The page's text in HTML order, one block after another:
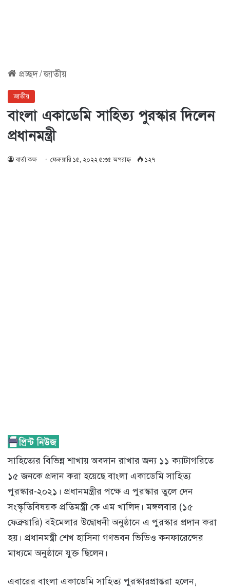
প্রচ্ছদ/জাতীয়
জাতীয়
বাংলা একাডেমি সাহিত্য পুরস্কার দিলেন
প্রধানমন্ত্রী
বার্তা কক্ষ ফেব্রুয়ারি ১৫, ২০২২ ৫:৩৫ অপরাহ্ণ ১২৭
সাহিত্যের বিভিন্ন শাখায় অবদান রাখার জন্য ১১ ক্যাটাগরিতে
১৫ জনকে প্রদান করা হয়েছে বাংলা একাডেমি সাহিত্য
পুরস্কার-২০২১। প্রধানমন্ত্রীর পক্ষে এ পুরস্কার তুলে দেন
সংস্কৃতিবিষয়ক প্রতিমন্ত্রী কে এম খালিদ। মঙ্গলবার (১৫
ফেব্রুয়ারি) বইমেলার উদ্বোধনী অনুষ্ঠানে এ পুরস্কার প্রদান করা
হয়। প্রধানমন্ত্রী শেখ হাসিনা গণভবন ভিডিও কনফারেন্সের
মাধ্যমে অনুষ্ঠানে যুক্ত ছিলেন।
এবারের বাংলা একাডেমি সাহিত্য পুরস্কারপ্রাপ্তরা হলেন,